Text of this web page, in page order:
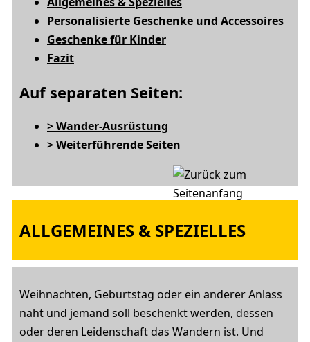
Personalisierte Geschenke und Accessoires
Geschenke für Kinder
Fazit
Auf separaten Seiten:
> Wander-Ausrüstung
> Weiterführende Seiten
ALLGEMEINES & SPEZIELLES
Weihnachten, Geburtstag oder ein anderer Anlass
naht und jemand soll beschenkt werden, dessen
oder deren Leidenschaft das Wandern ist. Und